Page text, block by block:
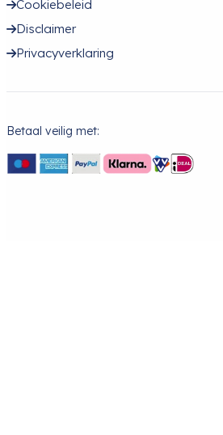
Cookiebeleid
Disclaimer
Privacyverklaring
Betaal veilig met: